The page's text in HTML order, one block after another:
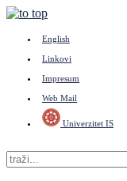
English
Linkovi
Impresum
Web Mail
Univerzitet IS